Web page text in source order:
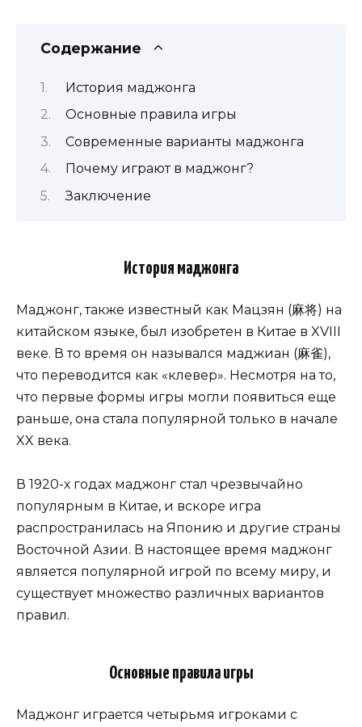
Содержание
История маджонга
Основные правила игры
Современные варианты маджонга
Почему играют в маджонг?
Заключение
История маджонга
Маджонг, также известный как Мацзян (麻将) на
китайском языке, был изобретен в Китае в XVIII
веке. В то время он назывался маджиан (麻雀),
что переводится как «клевер». Несмотря на то,
что первые формы игры могли появиться еще
раньше, она стала популярной только в начале
XX века.
В 1920-х годах маджонг стал чрезвычайно
популярным в Китае, и вскоре игра
распространилась на Японию и другие страны
Восточной Азии. В настоящее время маджонг
является популярной игрой по всему миру, и
существует множество различных вариантов
правил.
Основные правила игры
Маджонг играется четырьмя игроками с